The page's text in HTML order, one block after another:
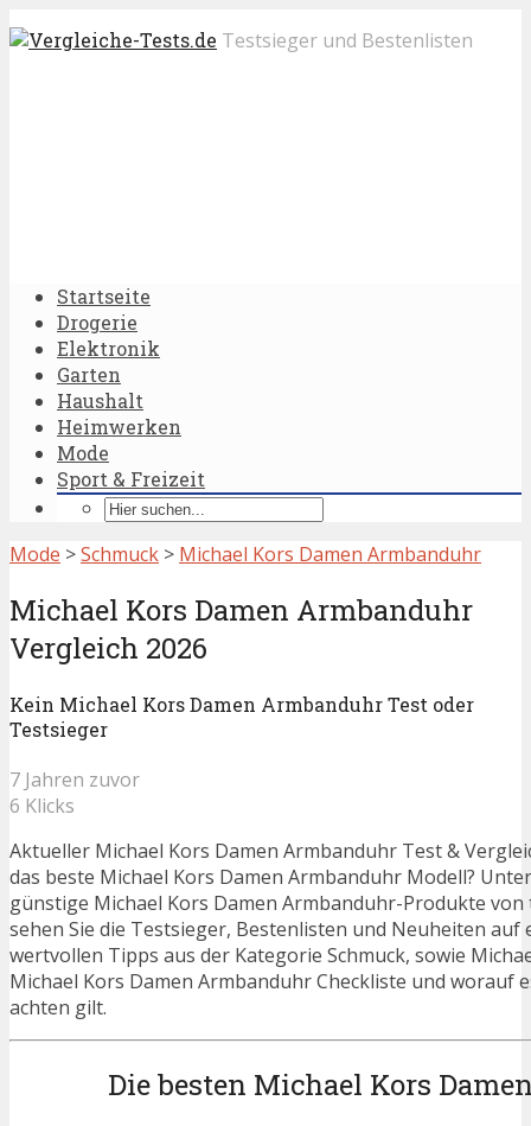
Testsieger und Bestenlisten
Startseite
Drogerie
Elektronik
Garten
Haushalt
Heimwerken
Mode
Sport & Freizeit
Mode >Schmuck > Michael Kors Damen Armbanduhr
Michael Kors Damen Armbanduhr
Vergleich 2026
Kein Michael Kors Damen Armbanduhr Test oder
Testsieger
7 Jahren zuvor
6 Klicks
Aktueller Michael Kors Damen Armbanduhr Test &
das beste Michael Kors Damen Armbanduhr Modell?
günstige Michael Kors Damen Armbanduhr-Produkte von
sehen Sie die Testsieger, Bestenlisten und Neuheiten auf
wertvollen Tipps aus der Kategorie Schmuck, sowie
Michael Kors Damen Armbanduhr Checkliste und worauf
achten gilt.
Die besten Michael Kors